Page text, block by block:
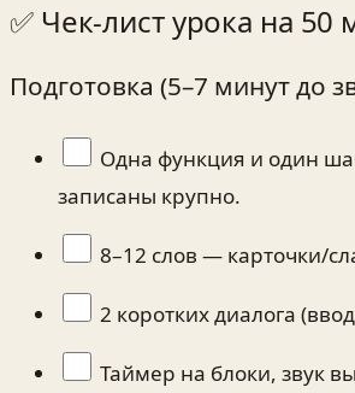
✅ Чек‑лист урока на 50
Подготовка (5–7 минут до
Одна функция и один
записаны крупно.
8–12 слов — карточки/
2 коротких диалога
Таймер на блоки, звук